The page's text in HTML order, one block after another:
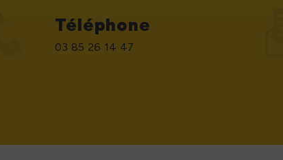
Téléphone
03 85 26 14 47